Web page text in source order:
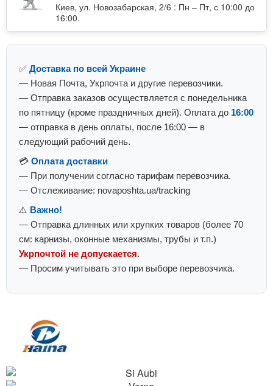
Киев, ул. Новозабарская, 2/6 : Пн – Пт, с 10:00 до
16:00.
✅ Доставка по всей Украине
— Новая Почта, Укрпочта и другие перевозчики.
— Отправка заказов осуществляется с понедельника
по пятницу (кроме праздничных дней). Оплата до 16:00
— отправка в день оплаты, после 16:00 — в
следующий рабочий день.
💳 Оплата доставки
— При получении согласно тарифам перевозчика.
— Отслеживание: novaposhta.ua/tracking
⚠️ Важно!
— Отправка длинных или хрупких товаров (более 70
см: карнизы, оконные механизмы, трубы и т.п.)
Укрпочтой не допускается.
— Просим учитывать это при выборе перевозчика.